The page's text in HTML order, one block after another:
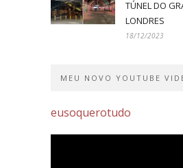
TÚNEL DO
LONDRES
18/12/2023
MEU NOVO YOUTUBE
eusoquerotudo